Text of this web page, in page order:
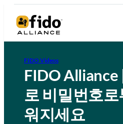
FIDO Videos
FIDO Alliance
로 비밀번호
워지세요